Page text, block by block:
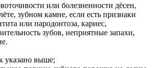
или болезненности дёсен,
зубном камне, если есть признаки
или пародонтоза, кариес,
зубов, неприятные запахи,
указано выше;